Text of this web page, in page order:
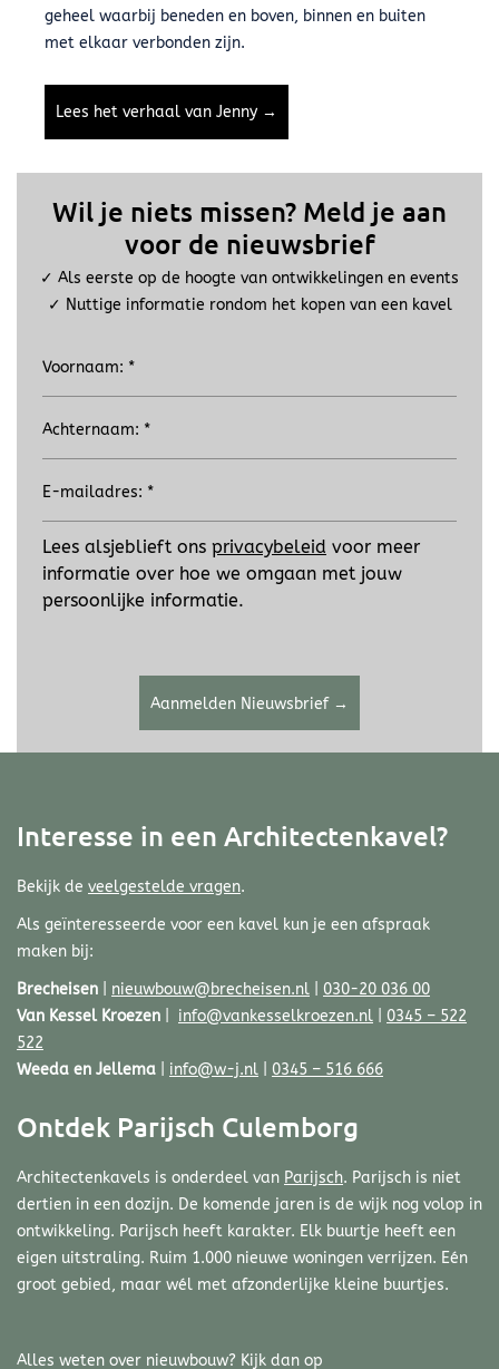
geheel waarbij beneden en boven, binnen en buiten
met elkaar verbonden zijn.
Lees het verhaal van Jenny →
Wil je niets missen? Meld je aan
voor de nieuwsbrief
✓ Als eerste op de hoogte van ontwikkelingen en events
✓ Nuttige informatie rondom het kopen van een kavel
Lees alsjeblieft ons privacybeleid voor meer
informatie over hoe we omgaan met jouw
persoonlijke informatie.
Aanmelden Nieuwsbrief →
Interesse in een Architectenkavel?
Bekijk de veelgestelde vragen.
Als geïnteresseerde voor een kavel kun je een afspraak
maken bij:
Brecheisen
nieuwbouw@brecheisen.nl
030-20 036 00
Van Kessel Kroezen
info@vankesselkroezen.nl
0345 – 522
522
Weeda en Jellema
info@w-j.nl 0345 – 516 666
Ontdek Parijsch Culemborg
Architectenkavels is onderdeel van Parijsch. Parijsch is niet
dertien in een dozijn. De komende jaren is de wijk nog volop in
ontwikkeling. Parijsch heeft karakter. Elk buurtje heeft een
eigen uitstraling. Ruim 1.000 nieuwe woningen verrijzen. Eén
groot gebied, maar wél met afzonderlijke kleine buurtjes.
Alles weten over nieuwbouw? Kijk dan op